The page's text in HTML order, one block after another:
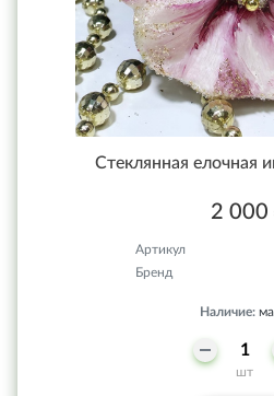
Стеклянная елочная
2 000
Артикул
Бренд
Наличие:
шт